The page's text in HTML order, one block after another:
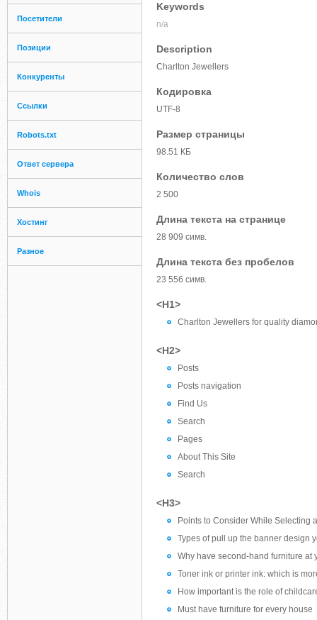
Посетители
Позиции
Конкуренты
Ссылки
Robots.txt
Ответ сервера
Whois
Хостинг
Разное
Keywords
n/a
Description
Charlton Jewellers
Кодировка
UTF-8
Размер страницы
98.51 КБ
Количество слов
2 500
Длина текста на странице
28 909 симв.
Длина текста без пробелов
23 556 симв.
<H1>
Charlton Jewellers for quality
<H2>
Posts
Posts navigation
Find Us
Search
Pages
About This Site
Search
<H3>
Points to Consider While Selecting
Types of pull up the banner design
Why have second-hand furniture at
Toner ink or printer ink: which is
How important is the role of
Must have furniture for every house